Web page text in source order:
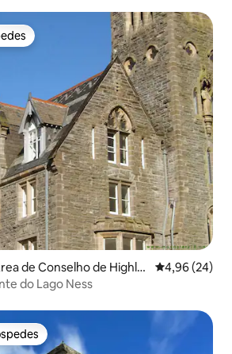
de Conselho de Highla
4,96 de uma
4,96 (24)
do Lago Ness
dos hóspedes